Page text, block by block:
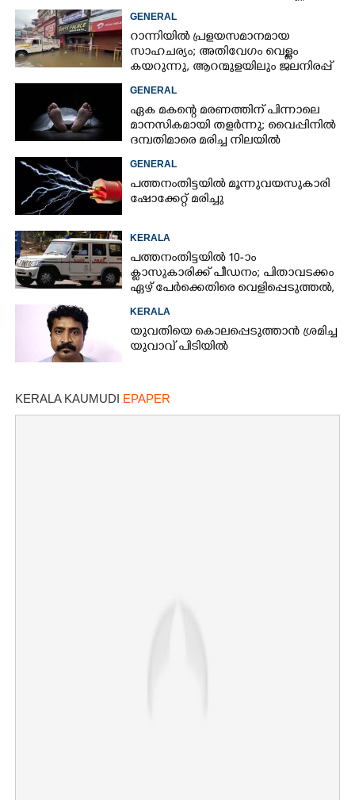
GENERAL
റാന്നിയിൽ പ്രളയസമാനമായ
സാഹചര്യം; അതിവേഗം വെള്ളം
കയറുന്നു, ആറന്മുളയിലും ജലനിരപ്പ്
GENERAL
ഏക മകന്റെ മരണത്തിന് പിന്നാലെ
മാനസികമായി തളർന്നു; വൈപ്പിനിൽ
ദമ്പതിമാരെ മരിച്ച നിലയിൽ
GENERAL
പത്തനംതിട്ടയിൽ മൂന്നുവയസുകാരി
ഷോക്കേറ്റ് മരിച്ചു
KERALA
പത്തനംതിട്ടയിൽ 10-ാം
ക്ലാസുകാരിക്ക് പീഡനം; പിതാവടക്കം
ഏഴ് പേർക്കെതിരെ വെളിപ്പെടുത്തൽ,
KERALA
യുവതിയെ കൊലപ്പെടുത്താൻ ശ്രമിച്ച
യുവാവ് പിടിയിൽ
KERALA KAUMUDI EPAPER